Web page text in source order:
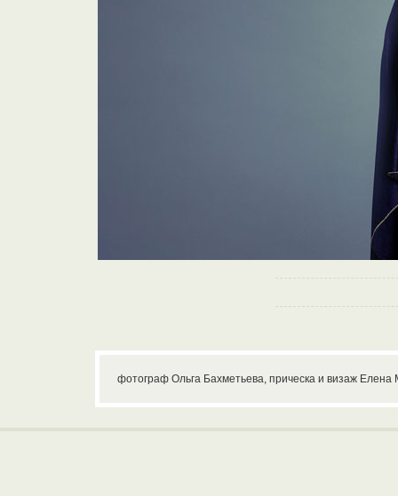
фотограф Ольга Бахметьева, прическа и визаж Елена